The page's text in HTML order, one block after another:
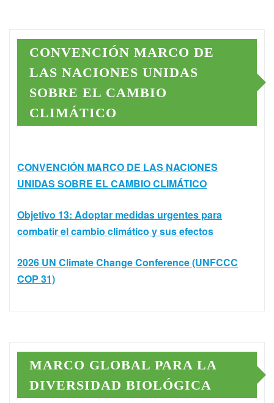
CONVENCIÓN MARCO DE
LAS NACIONES UNIDAS
SOBRE EL CAMBIO
CLIMÁTICO
CONVENCIÓN MARCO DE LAS NACIONES
UNIDAS SOBRE EL CAMBIO CLIMÁTICO
Objetivo 13: Adoptar medidas urgentes para
combatir el cambio climático y sus efectos
2026 UN Climate Change Conference (UNFCCC
COP 31)
MARCO GLOBAL PARA LA
DIVERSIDAD BIOLÓGICA